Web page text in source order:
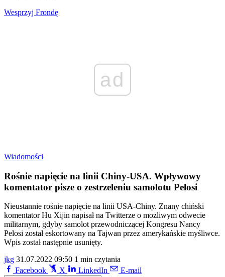
Wesprzyj Frondę
ad
Wiadomości
Rośnie napięcie na linii Chiny-USA. Wpływowy
komentator pisze o zestrzeleniu samolotu Pelosi
Nieustannie rośnie napięcie na linii USA-Chiny. Znany chiński
komentator Hu Xijin napisał na Twitterze o możliwym odwecie
militarnym, gdyby samolot przewodniczącej Kongresu Nancy
Pelosi został eskortowany na Tajwan przez amerykańskie myśliwce.
Wpis został następnie usunięty.
jkg 31.07.2022 09:50 1 min czytania
Facebook
X LinkedIn E-mail